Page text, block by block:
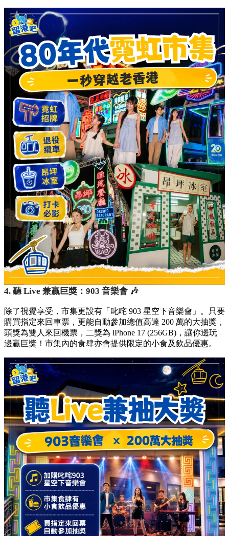
4. 聽 Live 兼贏巨獎：903 音樂會 🎶
除了視覺享受，市集更設有「叱咤 903 星空下音樂會」。只要
購買指定來回車票，更能自動參加總值高達 200 萬的大抽獎，
頭獎為雙人來回機票，二獎為 iPhone 17 (256GB)，讓你邊玩
邊贏巨獎！市集內的食肆亦會提供限定的小食及飲品優惠。